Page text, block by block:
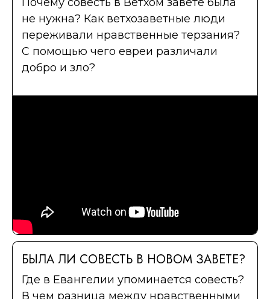
не нужна? Как ветхозаветные люди
переживали нравственные терзания?
С помощью чего евреи различали
добро и зло?
БЫЛА ЛИ СОВЕСТЬ В НОВОМ ЗАВЕТЕ?
Где в Евангелии упоминается совесть?
В чем разница между нравственными